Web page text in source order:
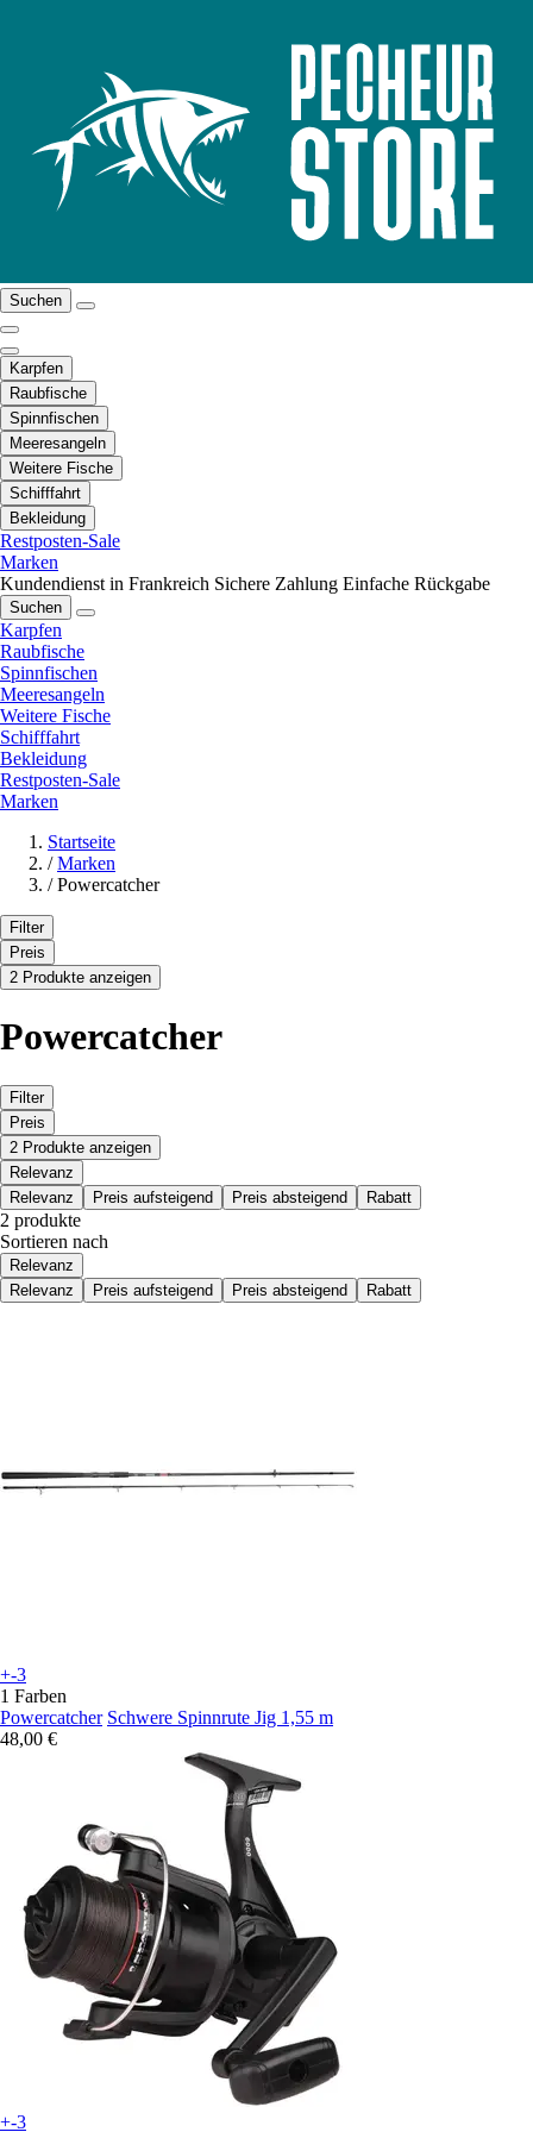
Suchen
Karpfen
Raubfische
Spinnfischen
Meeresangeln
Weitere Fische
Schifffahrt
Bekleidung
Restposten-Sale
Marken
Kundendienst in Frankreich Sichere Zahlung Einfache Rückgabe
Suchen
Karpfen
Raubfische
Spinnfischen
Meeresangeln
Weitere Fische
Schifffahrt
Bekleidung
Restposten-Sale
Marken
Startseite
/ Marken
/ Powercatcher
Filter
Preis
2 Produkte anzeigen
Powercatcher
Filter
Preis
2 Produkte anzeigen
Relevanz
Relevanz
Preis aufsteigend Preis absteigend Rabatt
2 produkte
Sortieren nach
Relevanz
Relevanz
Preis aufsteigend Preis absteigend Rabatt
+-3
1 Farben
Powercatcher Schwere Spinnrute Jig 1,55 m
48,00 €
+-3